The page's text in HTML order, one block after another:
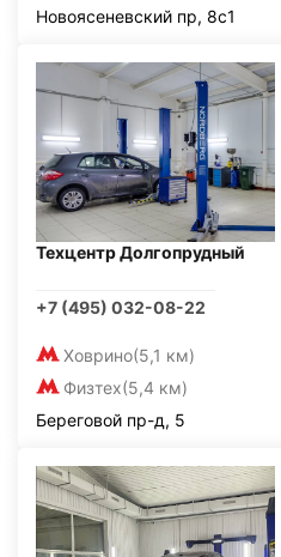
Новоясеневский пр, 8с1
Техцентр Долгопрудный
+7 (495) 032-08-22
Ховрино(5,1 км)
Физтех(5,4 км)
Береговой пр-д, 5